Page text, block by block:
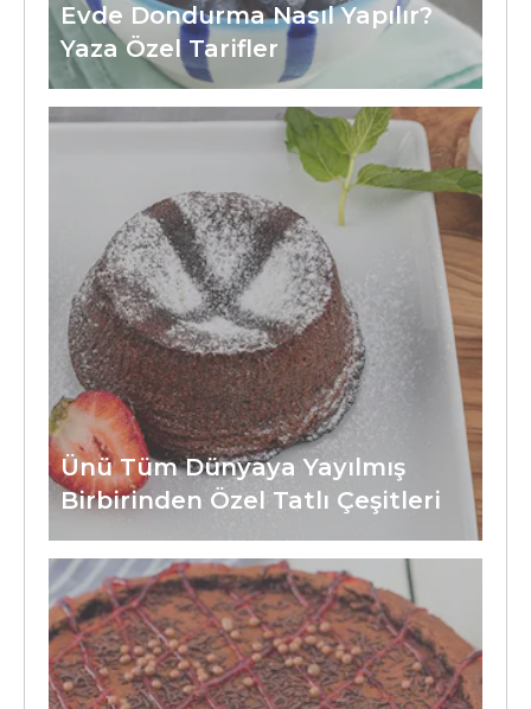
Evde Dondurma Nasıl Yapılır?
Yaza Özel Tarifler
Ünü Tüm Dünyaya Yayılmış
Birbirinden Özel Tatlı Çeşitleri